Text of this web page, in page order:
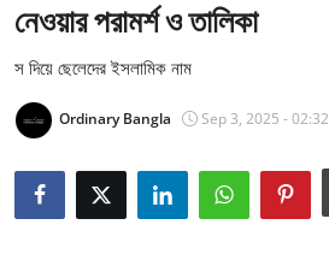
Press Release
Contact
Privacy Policy
About
নেওয়ার পরামর্শ ও তালিকা
স দিয়ে ছেলেদের ইসলামিক নাম
Ordinary Bangla Sep 3, 2025 - 02:32